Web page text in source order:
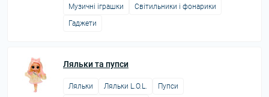
Музичні іграшки
Світильники і фонарики
Гаджети
Ляльки та пупси
Ляльки Ляльки L.O.L.
Пупси